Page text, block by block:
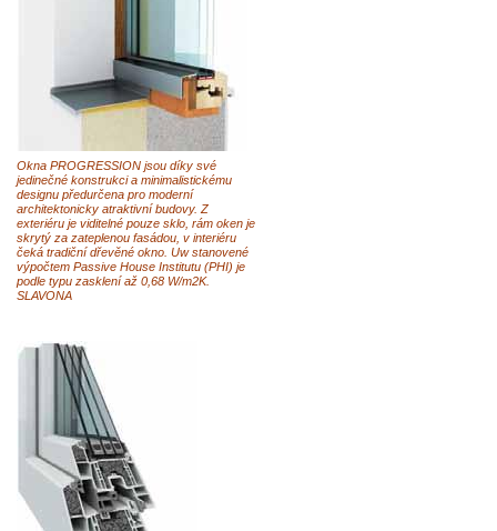
Okna PROGRESSION jsou díky své
jedinečné konstrukci a minimalistickému
designu předurčena pro moderní
architektonicky atraktivní budovy. Z
exteriéru je viditelné pouze sklo, rám oken je
skrytý za zateplenou fasádou, v interiéru
čeká tradiční dřevěné okno. Uw stanovené
výpočtem Passive House Institutu (PHI) je
podle typu zasklení až 0,68 W/m2K.
SLAVONA